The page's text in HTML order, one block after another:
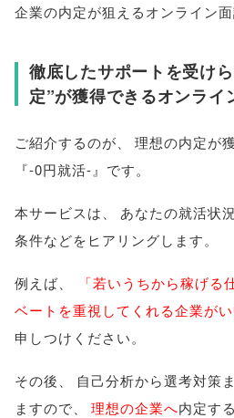
企業の内定が狙えるオンライン
徹底したサポートを受け
定”が獲得できるオンライ
ご紹介するのが
理想の内定が
『-0円就活-』です。
本サービスは あなたの就活状
条件などをヒアリングします。
例えば、 「若いうちから稼げる
ベートを重視してくれる企業が
申しつけください。
その後
自己分析から選考対策
ますので
理想の企業へ内定す